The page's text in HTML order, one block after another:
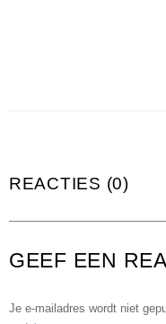
REACTIES (0)
GEEF EEN
Je e-mailadres wordt niet